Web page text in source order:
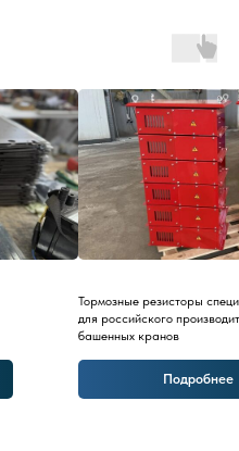
Тормозные резисторы
для российского
башенных кранов
Подробнее